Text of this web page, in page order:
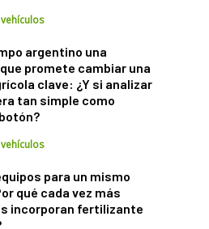
argentino una
promete cambiar una
clave: ¿Y si analizar
tan simple como
para un mismo
qué cada vez más
incorporan fertilizante